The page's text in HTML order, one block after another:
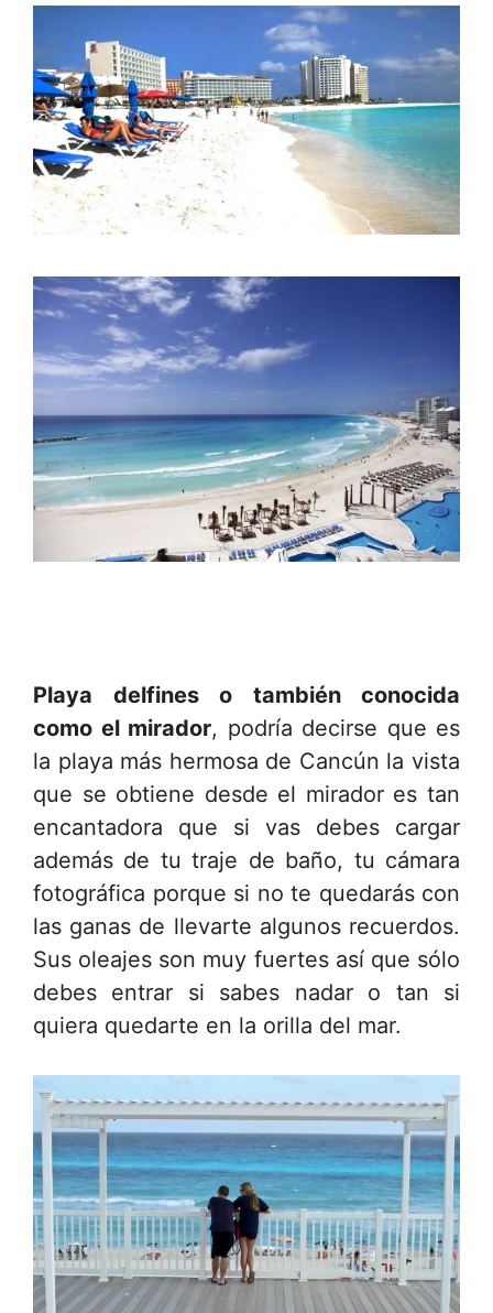
Playa delfines o también conocida
como el mirador, podría decirse que es
la playa más hermosa de Cancún la vista
que se obtiene desde el mirador es tan
encantadora que si vas debes cargar
además de tu traje de baño, tu cámara
fotográfica porque si no te quedarás con
las ganas de llevarte algunos recuerdos.
Sus oleajes son muy fuertes así que sólo
debes entrar si sabes nadar o tan si
quiera quedarte en la orilla del mar.